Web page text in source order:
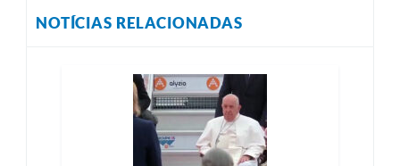
NOTÍCIAS RELACIONADAS